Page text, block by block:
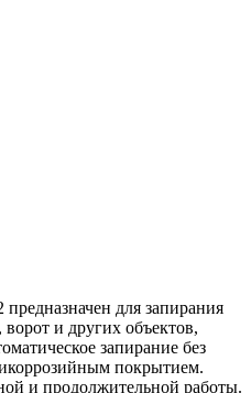
для запирания
и других объектов,
запирание без
покрытием.
и продолжительной работы.